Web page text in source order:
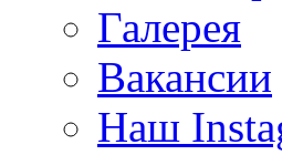
Галерея
Вакансии
Наш